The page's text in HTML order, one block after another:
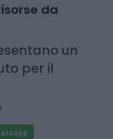
da
un
per il